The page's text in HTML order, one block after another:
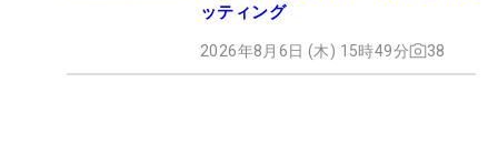
ッティング
2026年8月6日 (木) 15時49分 38